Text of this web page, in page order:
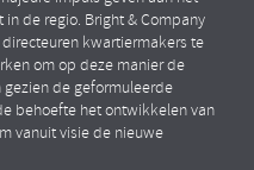
de regio. Bright & Company
kwartiermakers te
om op deze manier de
de geformuleerde
behoefte het ontwikkelen van
vanuit visie de nieuwe